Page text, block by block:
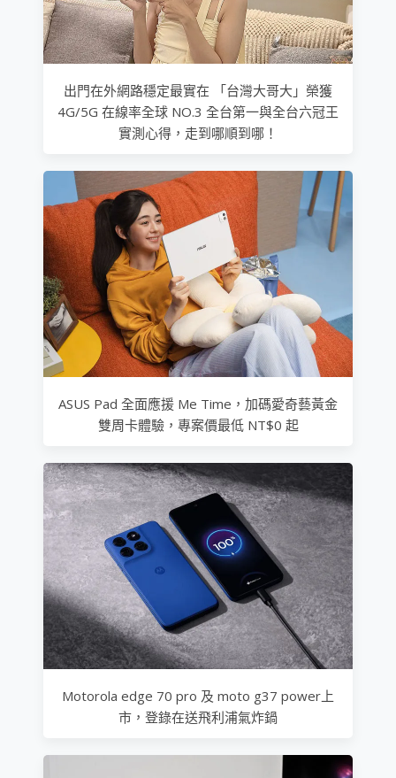
出門在外網路穩定最實在 「台灣大哥大」榮獲
4G/5G 在線率全球 NO.3 全台第一與全台六冠王
實測心得，走到哪順到哪！
ASUS Pad 全面應援 Me Time，加碼愛奇藝黃金
雙周卡體驗，專案價最低 NT$0 起
Motorola edge 70 pro 及 moto g37 power上
市，登錄在送飛利浦氣炸鍋